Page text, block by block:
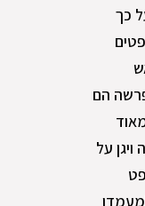
כך
הם
על